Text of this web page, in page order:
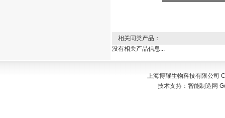
相关同类产品：
没有相关产品信息...
上海博耀生物科技有限公司
技术支持： 智能制造网